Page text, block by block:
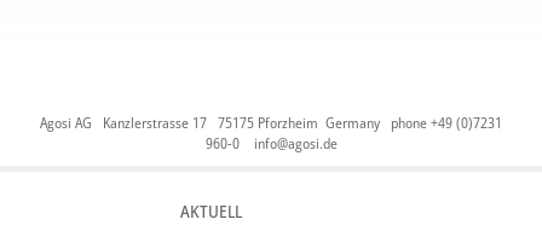
Agosi AG Kanzlerstrasse 17 75175 Pforzheim Germany phone +49 (0)7231
960-0 info@agosi.de
AKTUELL